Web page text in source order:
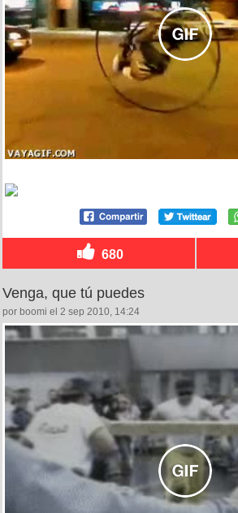
680
Venga, que tú puedes
por boomi el 2 sep 2010, 14:24